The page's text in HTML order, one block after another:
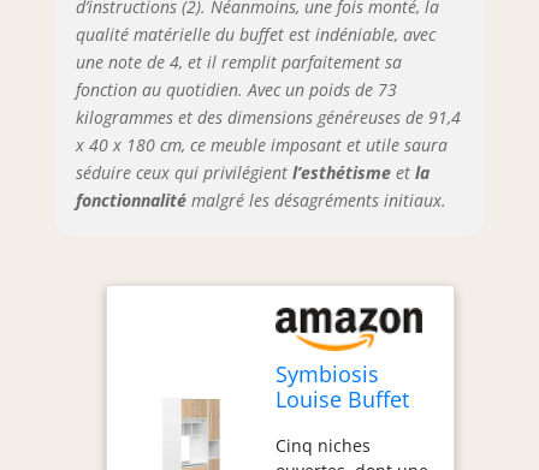
d’instructions (2). Néanmoins, une fois monté, la
qualité matérielle du buffet est indéniable, avec
une note de 4, et il remplit parfaitement sa
fonction au quotidien. Avec un poids de 73
kilogrammes et des dimensions généreuses de 91,4
x 40 x 180 cm, ce meuble imposant et utile saura
séduire ceux qui privilégient l’esthétismeet la
fonctionnalitémalgré les désagréments initiaux.
Symbiosis
Louise Buffet
Blanc et Chêne
Cinq niches